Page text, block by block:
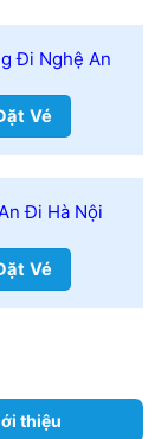
Đi Nghệ An
Vé
Đi Hà Nội
Vé
thiệu